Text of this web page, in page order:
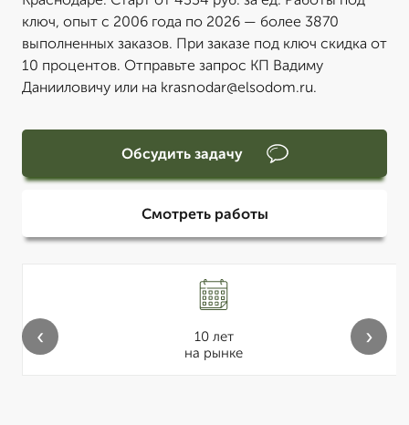
ключ, опыт с 2006 года по 2026 — более 3870
выполненных заказов. При заказе под ключ скидка от
10 процентов. Отправьте запрос КП Вадиму
Данииловичу или на krasnodar@elsodom.ru.
Обсудить задачу
Смотреть работы
10 лет
на рынке
‹ ›